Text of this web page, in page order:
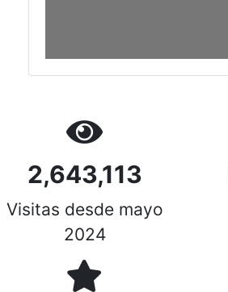
2,643,113
Visitas desde mayo
2024